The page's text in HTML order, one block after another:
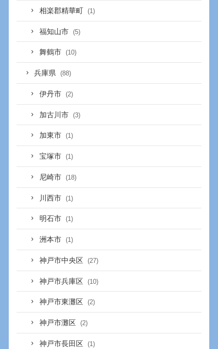
相楽郡精華町 (1)
福知山市 (5)
舞鶴市 (10)
兵庫県 (88)
伊丹市 (2)
加古川市 (3)
加東市 (1)
宝塚市 (1)
尼崎市 (18)
川西市 (1)
明石市 (1)
洲本市 (1)
神戸市中央区 (27)
神戸市兵庫区 (10)
神戸市東灘区 (2)
神戸市灘区 (2)
神戸市長田区 (1)